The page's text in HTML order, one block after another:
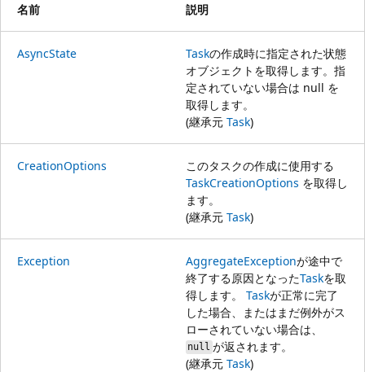
名前 説明
AsyncState Taskの作成時に指定された状態
オブジェクトを取得します。指
定されていない場合は null を
取得します。
(継承元 Task)
CreationOptions
このタスクの作成に使用する
TaskCreationOptions を取得し
ます。
(継承元 Task)
Exception AggregateExceptionが途中で
終了する原因となったTaskを取
得します。 Taskが正常に完了
した場合、またはまだ例外がス
ローされていない場合は、
null が返されます。
(継承元 Task)